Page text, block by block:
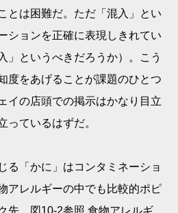
とは困難だ。ただ「混入」とい
ションを正確に表現しきれてい
」というべきだろうか）。こう
度をあげることが課題のひとつ
イの店頭での掲示はかなり目立
っているはずだ。
る「かに」はコンタミネーショ
アレルギーの中でも比較的ポピ
先、図10-2参照 食物アレルギ